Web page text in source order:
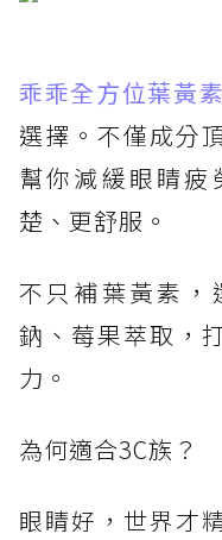
乖乖全方位葉黃
選擇。不僅成分
幫你減緩眼睛
楚、更舒服。
不只補葉黃素，
鈉、莓果萃取，
力。
為何適合3C族？
眼睛好，世界才